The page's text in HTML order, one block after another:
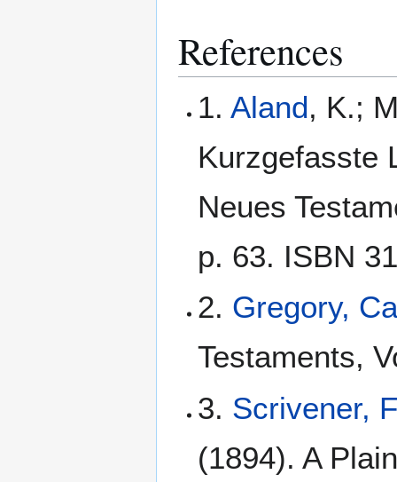
References
1. Aland, K.;
Kurzgefasste
Neues
p. 63. ISBN
2. Gregory,
Testaments,
3. Scrivener,
(1894). A